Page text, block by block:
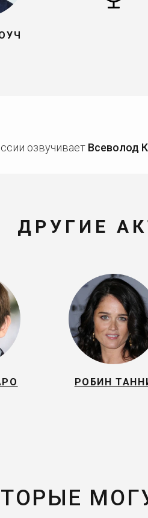
озвучивает Всеволод
ДРУГИЕ
РОБИН